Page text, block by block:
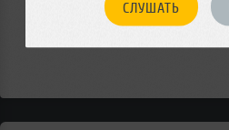
СЛУШАТЬ